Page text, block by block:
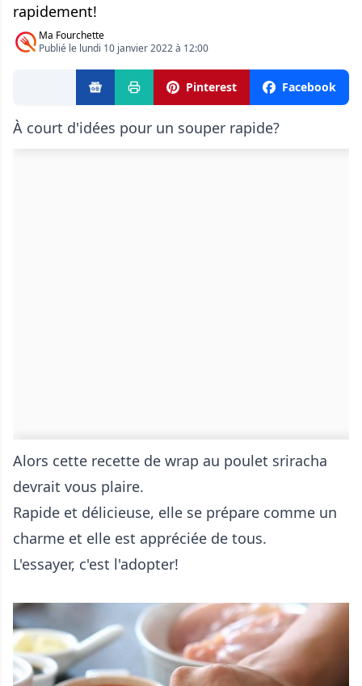
rapidement!
Ma Fourchette
Publié le lundi 10 janvier 2022 à 12:00
Pinterest Facebook
À court d'idées pour un souper rapide?
Alors cette recette de wrap au poulet sriracha
devrait vous plaire.
Rapide et délicieuse, elle se prépare comme un
charme et elle est appréciée de tous.
L'essayer, c'est l'adopter!